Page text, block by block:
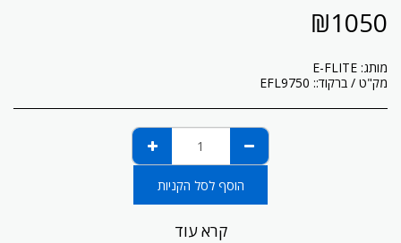
₪1050
מותג: E-FLITE
מק"ט / ברקוד:: EFL9750
הוסף לסל הקניות
קרא עוד